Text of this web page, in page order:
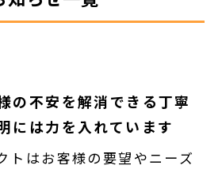
の不安を解消できる丁寧
には力を入れています
トはお客様の要望やニーズ